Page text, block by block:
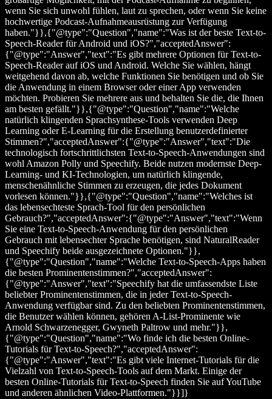
wenn Sie sich unwohl fühlen, laut zu sprechen, oder wenn Sie keine
hochwertige Podcast-Aufnahmeausrüstung zur Verfügung
haben."}},{"@type":"Question","name":"Was ist der beste Text-to-
Speech-Reader für Android und iOS?","acceptedAnswer":
{"@type":"Answer","text":"Es gibt mehrere Optionen für Text-to-
Speech-Reader auf iOS und Android. Welche Sie wählen, hängt
weitgehend davon ab, welche Funktionen Sie benötigen und ob Sie
die Anwendung in einem Browser oder einer App verwenden
möchten. Probieren Sie mehrere aus und behalten Sie die, die Ihnen
am besten gefällt."}},{"@type":"Question","name":"Welche
natürlich klingenden Sprachsynthese-Tools verwenden Deep
Learning oder E-Learning für die Erstellung benutzerdefinierter
Stimmen?","acceptedAnswer":{"@type":"Answer","text":"Die
technologisch fortschrittlichsten Text-to-Speech-Anwendungen sind
wohl Amazon Polly und Speechify. Beide nutzen modernste Deep-
Learning- und KI-Technologien, um natürlich klingende,
menschenähnliche Stimmen zu erzeugen, die jedes Dokument
vorlesen können."}},{"@type":"Question","name":"Welches ist
das lebensechteste Sprach-Tool für den persönlichen
Gebrauch?","acceptedAnswer":{"@type":"Answer","text":"Wenn
Sie eine Text-to-Speech-Anwendung für den persönlichen
Gebrauch mit lebensechter Sprache benötigen, sind NaturalReader
und Speechify beide ausgezeichnete Optionen."}},
{"@type":"Question","name":"Welche Text-to-Speech-Apps haben
die besten Prominentenstimmen?","acceptedAnswer":
{"@type":"Answer","text":"Speechify hat die umfassendste Liste
beliebter Prominentenstimmen, die in jeder Text-to-Speech-
Anwendung verfügbar sind. Zu den beliebten Prominentenstimmen,
die Benutzer wählen können, gehören A-List-Prominente wie
Arnold Schwarzenegger, Gwyneth Paltrow und mehr."}},
{"@type":"Question","name":"Wo finde ich die besten Online-
Tutorials für Text-to-Speech?","acceptedAnswer":
{"@type":"Answer","text":"Es gibt viele Internet-Tutorials für die
Vielzahl von Text-to-Speech-Tools auf dem Markt. Einige der
besten Online-Tutorials für Text-to-Speech finden Sie auf YouTube
und anderen ähnlichen Video-Plattformen."}}]}